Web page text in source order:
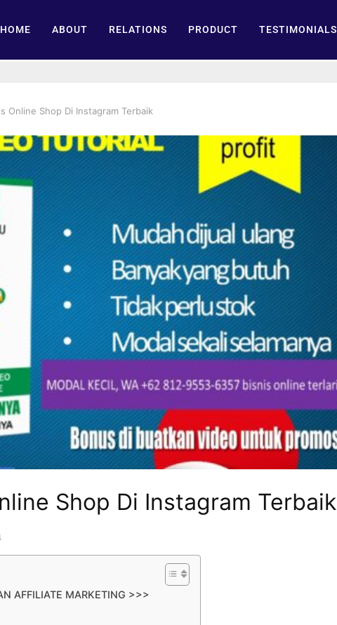
HOME ABOUT RELATIONS PRODUCT TESTIMONIALS
Online Shop Di Instagram Terbaik
Shop Di Instagram Terbaik
AFFILIATE MARKETING >>>